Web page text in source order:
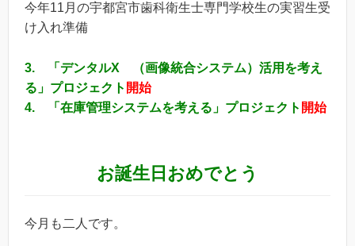
今年11月の宇都宮市歯科衛生士専門学校生の実習生受
け入れ準備
3. 「デンタルX （画像統合システム）活用を考え
る」プロジェクト 開始
4. 「在庫管理システムを考える」プロジェクト 開始
お誕生日おめでとう
今月も二人です。